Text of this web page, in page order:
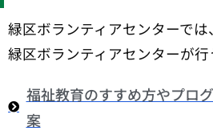
緑区ボランティアセンターで
緑区ボランティアセンターが行
福祉教育のすすめ方やプロ
案